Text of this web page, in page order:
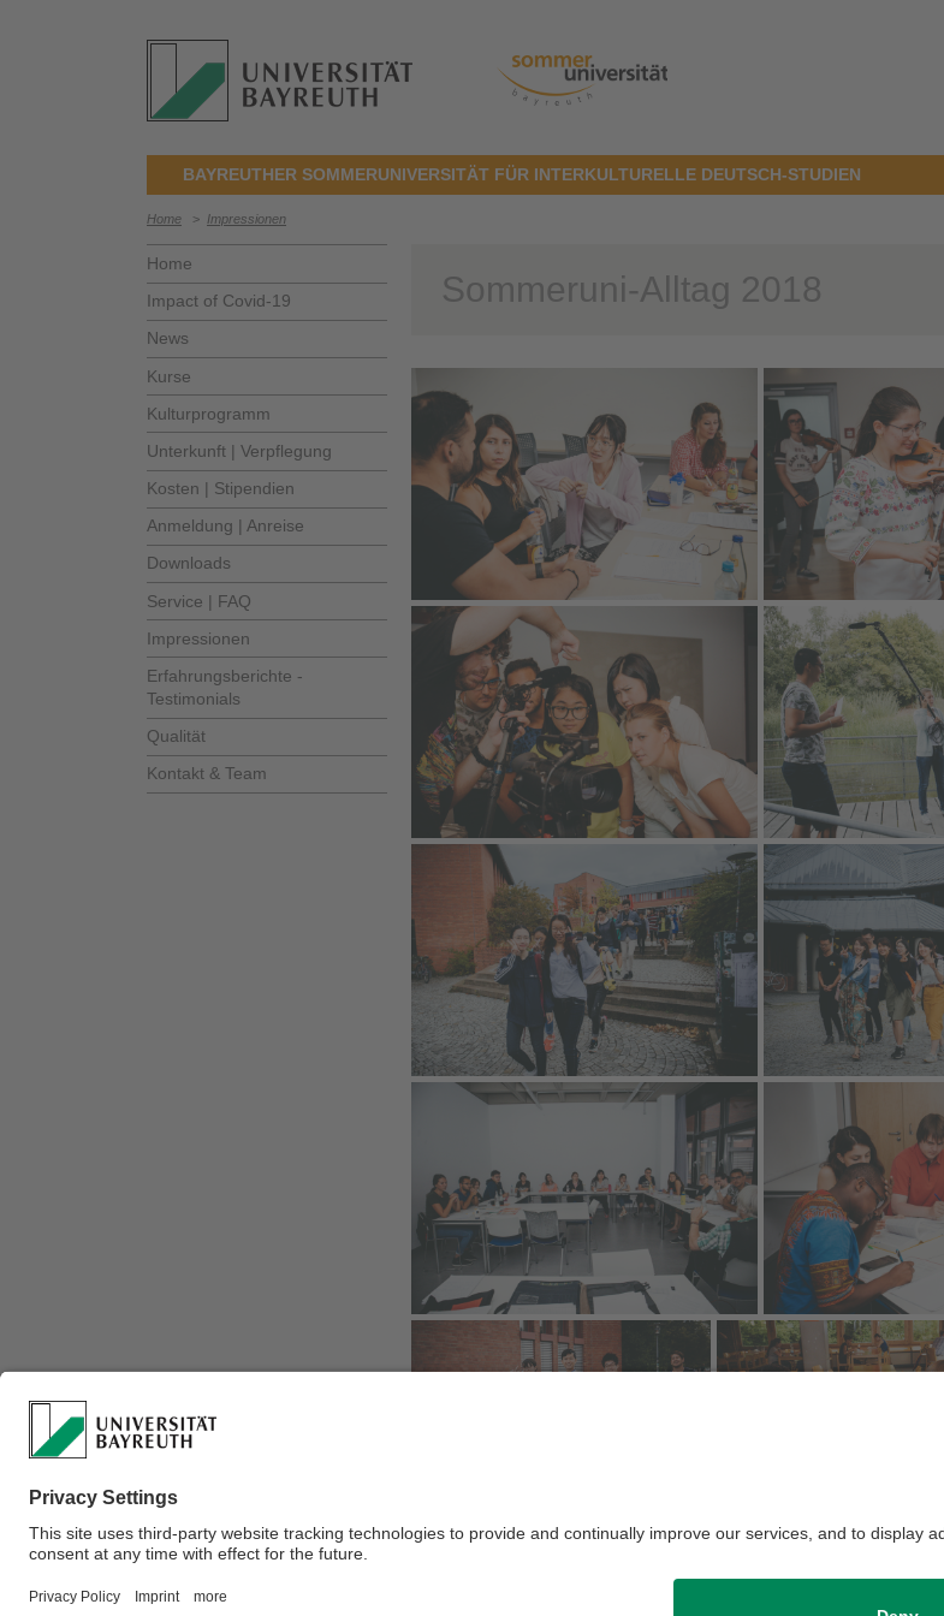
BAYREUTHER SOMMERUNIVERSITÄT FÜR INTERKULTURELLE DEUTSCH-STUDIEN
Home > Impressionen
Home
Impact of Covid-19
News
Kurse
Kulturprogramm
Unterkunft | Verpflegung
Kosten | Stipendien
Anmeldung | Anreise
Downloads
Service | FAQ
Impressionen
Erfahrungsberichte -
Testimonials
Qualität
Kontakt & Team
Sommeruni-Alltag 2018